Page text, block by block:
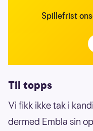
Spillefrist
Til topps
Vi fikk ikke tak i
dermed Embla sin